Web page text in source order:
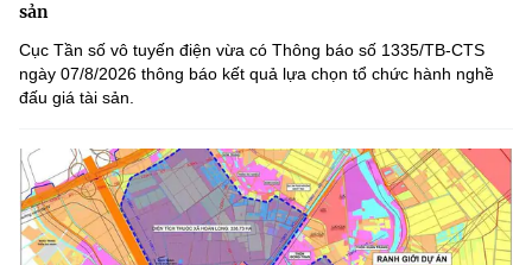
sản
Cục Tần số vô tuyến điện vừa có Thông báo số 1335/TB-CTS
ngày 07/8/2026 thông báo kết quả lựa chọn tổ chức hành nghề
đấu giá tài sản.